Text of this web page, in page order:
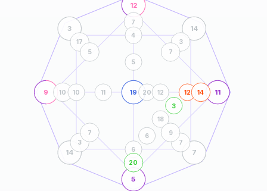
9
12
11
5
19
3 14
14 7
6
6
18
3
12
10
7
14
20
10
4
20 12
11
5
17
5
3
7
3
7
7
9